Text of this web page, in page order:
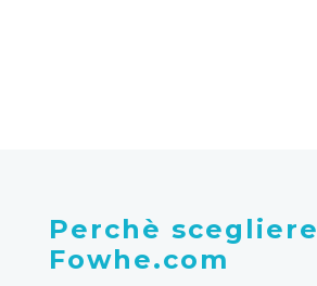
Perchè scegliere
Fowhe.com